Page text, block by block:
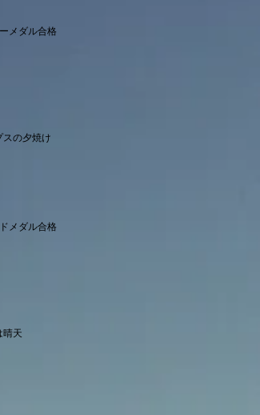
メダル合格
スの夕焼け
メダル合格
晴天